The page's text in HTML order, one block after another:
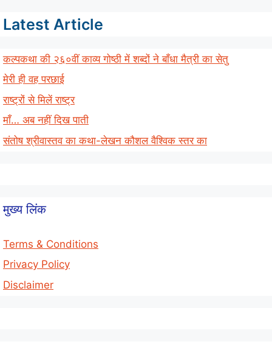
Latest Article
कल्पकथा की २६०वीं काव्य गोष्ठी में शब्दों ने बाँधा मैत्री का सेतु
मेरी ही वह परछाई
राष्ट्रों से मिलें राष्ट्र
माँ… अब नहीं दिख पाती
संतोष श्रीवास्तव का कथा-लेखन कौशल वैश्विक स्तर का
मुख्य लिंक
Terms & Conditions
Privacy Policy
Disclaimer